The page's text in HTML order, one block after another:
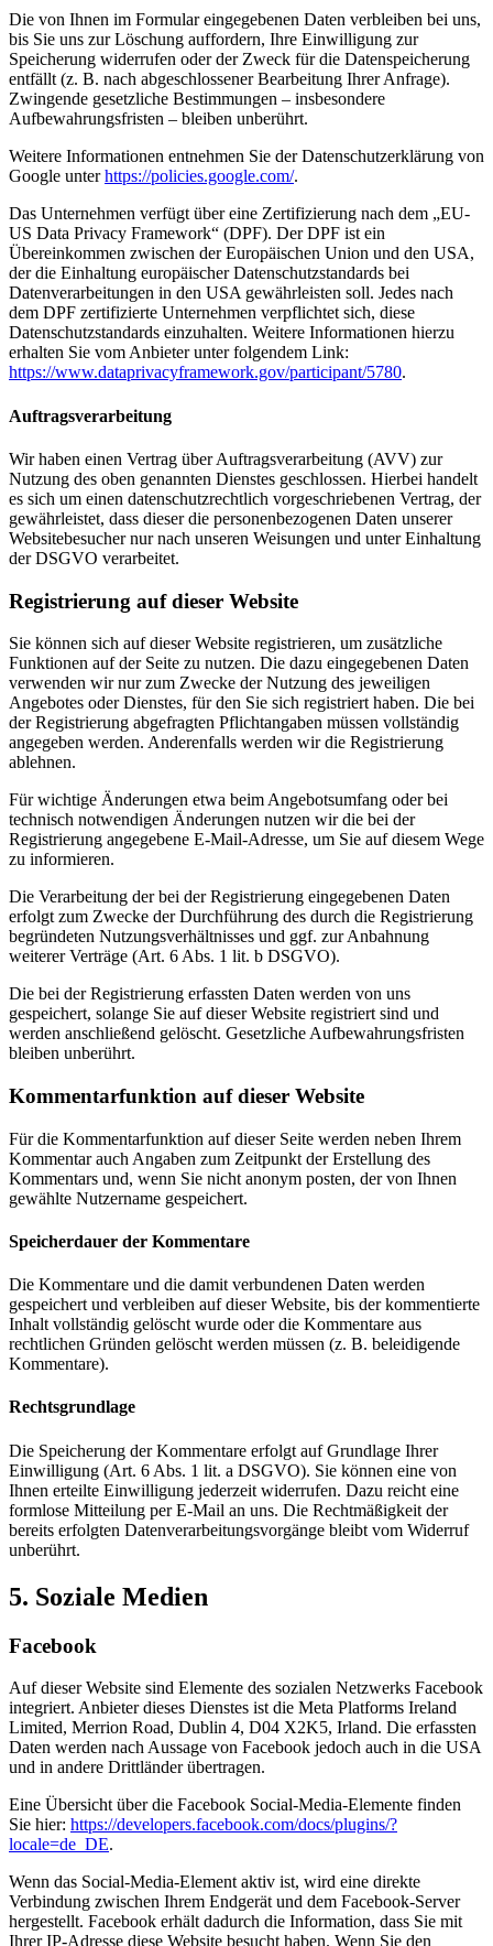
Die von Ihnen im Formular eingegebenen Daten verbleiben bei uns,
bis Sie uns zur Löschung auffordern, Ihre Einwilligung zur
Speicherung widerrufen oder der Zweck für die Datenspeicherung
entfällt (z. B. nach abgeschlossener Bearbeitung Ihrer Anfrage).
Zwingende gesetzliche Bestimmungen – insbesondere
Aufbewahrungsfristen – bleiben unberührt.
Weitere Informationen entnehmen Sie der Datenschutzerklärung von
Google unterhttps://policies.google.com/.
Das Unternehmen verfügt über eine Zertifizierung nach dem „EU-
US Data Privacy Framework“ (DPF). Der DPF ist ein
Übereinkommen zwischen der Europäischen Union und den USA,
der die Einhaltung europäischer Datenschutzstandards bei
Datenverarbeitungen in den USA gewährleisten soll. Jedes nach
dem DPF zertifizierte Unternehmen verpflichtet sich, diese
Datenschutzstandards einzuhalten. Weitere Informationen hierzu
erhalten Sie vom Anbieter unter folgendem Link:
https://www.dataprivacyframework.gov/participant/5780.
Auftragsverarbeitung
Wir haben einen Vertrag über Auftragsverarbeitung (AVV) zur
Nutzung des oben genannten Dienstes geschlossen. Hierbei handelt
es sich um einen datenschutzrechtlich vorgeschriebenen Vertrag, der
gewährleistet, dass dieser die personenbezogenen Daten unserer
Websitebesucher nur nach unseren Weisungen und unter Einhaltung
der DSGVO verarbeitet.
Registrierung auf dieser Website
Sie können sich auf dieser Website registrieren, um zusätzliche
Funktionen auf der Seite zu nutzen. Die dazu eingegebenen Daten
verwenden wir nur zum Zwecke der Nutzung des jeweiligen
Angebotes oder Dienstes, für den Sie sich registriert haben. Die bei
der Registrierung abgefragten Pflichtangaben müssen vollständig
angegeben werden. Anderenfalls werden wir die Registrierung
ablehnen.
Für wichtige Änderungen etwa beim Angebotsumfang oder bei
technisch notwendigen Änderungen nutzen wir die bei der
Registrierung angegebene E-Mail-Adresse, um Sie auf diesem Wege
zu informieren.
Die Verarbeitung der bei der Registrierung eingegebenen Daten
erfolgt zum Zwecke der Durchführung des durch die Registrierung
begründeten Nutzungsverhältnisses und ggf. zur Anbahnung
weiterer Verträge (Art. 6 Abs. 1 lit. b DSGVO).
Die bei der Registrierung erfassten Daten werden von uns
gespeichert, solange Sie auf dieser Website registriert sind und
werden anschließend gelöscht. Gesetzliche Aufbewahrungsfristen
bleiben unberührt.
Kommentar­funktion auf dieser Website
Für die Kommentarfunktion auf dieser Seite werden neben Ihrem
Kommentar auch Angaben zum Zeitpunkt der Erstellung des
Kommentars und, wenn Sie nicht anonym posten, der von Ihnen
gewählte Nutzername gespeichert.
Speicherdauer der Kommentare
Die Kommentare und die damit verbundenen Daten werden
gespeichert und verbleiben auf dieser Website, bis der kommentierte
Inhalt vollständig gelöscht wurde oder die Kommentare aus
rechtlichen Gründen gelöscht werden müssen (z. B. beleidigende
Kommentare).
Rechtsgrundlage
Die Speicherung der Kommentare erfolgt auf Grundlage Ihrer
Einwilligung (Art. 6 Abs. 1 lit. a DSGVO). Sie können eine von
Ihnen erteilte Einwilligung jederzeit widerrufen. Dazu reicht eine
formlose Mitteilung per E-Mail an uns. Die Rechtmäßigkeit der
bereits erfolgten Datenverarbeitungsvorgänge bleibt vom Widerruf
unberührt.
5. Soziale Medien
Facebook
Auf dieser Website sind Elemente des sozialen Netzwerks Facebook
integriert. Anbieter dieses Dienstes ist die Meta Platforms Ireland
Limited, Merrion Road, Dublin 4, D04 X2K5, Irland. Die erfassten
Daten werden nach Aussage von Facebook jedoch auch in die USA
und in andere Drittländer übertragen.
Eine Übersicht über die Facebook Social-Media-Elemente finden
Sie hier: https://developers.facebook.com/docs/plugins/?
locale=de_DE.
Wenn das Social-Media-Element aktiv ist, wird eine direkte
Verbindung zwischen Ihrem Endgerät und dem Facebook-Server
hergestellt. Facebook erhält dadurch die Information, dass Sie mit
Ihrer IP-Adresse diese Website besucht haben. Wenn Sie den